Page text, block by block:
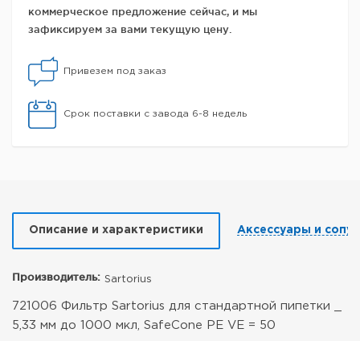
коммерческое предложение сейчас, и мы
зафиксируем за вами текущую цену.
Привезем под заказ
Срок поставки с завода 6-8 недель
Описание и характеристики Аксессуары и
Производитель: Sartorius
721006 Фильтр Sartorius для стандартной пипетки _
5,33 мм до 1000 мкл, SafeCone PE VE = 50